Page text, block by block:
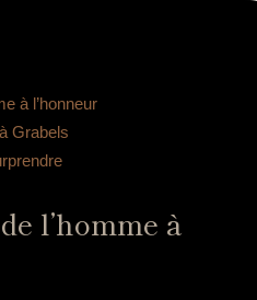
à l’honneur
Grabels
l’homme à